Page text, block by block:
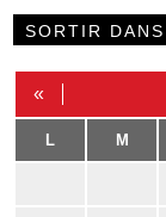
SORTIR
«
L M